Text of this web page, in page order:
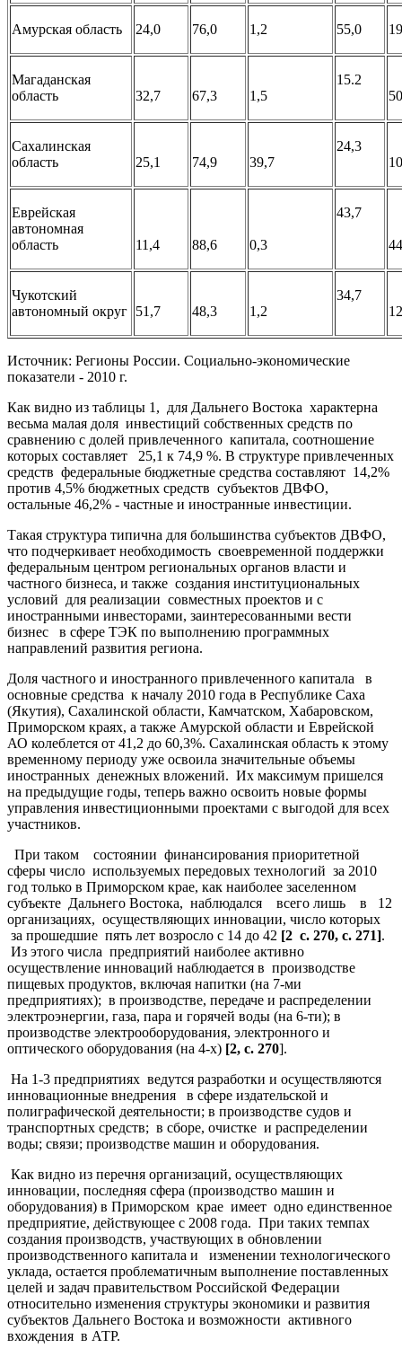
Амурская область 24,0 76,0 1,2 55,0
Магаданская
область
32,7 67,3 1,5
15.2
Сахалинская
область
25,1 74,9 39,7
24,3
Еврейская
автономная
область
11,4 88,6 0,3
43,7
Чукотский
автономный округ 51,7 48,3 1,2
34,7
Источник: Регионы России. Социально-экономические
показатели - 2010 г.
Как видно из таблицы 1, для Дальнего Востока характерна
весьма малая доля инвестиций собственных средств по
сравнению с долей привлеченного капитала, соотношение
которых составляет 25,1 к 74,9 %. В структуре привлеченных
средств федеральные бюджетные средства составляют 14,2%
против 4,5% бюджетных средств субъектов ДВФО,
остальные 46,2% - частные и иностранные инвестиции.
Такая структура типична для большинства субъектов ДВФО,
что подчеркивает необходимость своевременной поддержки
федеральным центром региональных органов власти и
частного бизнеса, и также создания институциональных
условий для реализации совместных проектов и с
иностранными инвесторами, заинтересованными вести
бизнес в сфере ТЭК по выполнению программных
направлений развития региона.
Доля частного и иностранного привлеченного капитала в
основные средства к началу 2010 года в Республике Саха
(Якутия), Сахалинской области, Камчатском, Хабаровском,
Приморском краях, а также Амурской области и Еврейской
АО колеблется от 41,2 до 60,3%. Сахалинская область к этому
временному периоду уже освоила значительные объемы
иностранных денежных вложений. Их максимум пришелся
на предыдущие годы, теперь важно освоить новые формы
управления инвестиционными проектами с выгодой для всех
участников.
При таком состоянии финансирования приоритетной
сферы число используемых передовых технологий за 2010
год только в Приморском крае, как наиболее заселенном
субъекте Дальнего Востока, наблюдался всего лишь в 12
организациях, осуществляющих инновации, число которых
за прошедшие пять лет возросло с 14 до 42 [2 с. 270, с. 271].
Из этого числа предприятий наиболее активно
осуществление инноваций наблюдается в производстве
пищевых продуктов, включая напитки (на 7-ми
предприятиях); в производстве, передаче и распределении
электроэнергии, газа, пара и горячей воды (на 6-ти); в
производстве электрооборудования, электронного и
оптического оборудования (на 4-х) [2, с. 270].
На 1-3 предприятиях ведутся разработки и осуществляются
инновационные внедрения в сфере издательской и
полиграфической деятельности; в производстве судов и
транспортных средств; в сборе, очистке и распределении
воды; связи; производстве машин и оборудования.
Как видно из перечня организаций, осуществляющих
инновации, последняя сфера (производство машин и
оборудования) в Приморском крае имеет одно единственное
предприятие, действующее с 2008 года. При таких темпах
создания производств, участвующих в обновлении
производственного капитала и изменении технологического
уклада, остается проблематичным выполнение поставленных
целей и задач правительством Российской Федерации
относительно изменения структуры экономики и развития
субъектов Дальнего Востока и возможности активного
вхождения в АТР.